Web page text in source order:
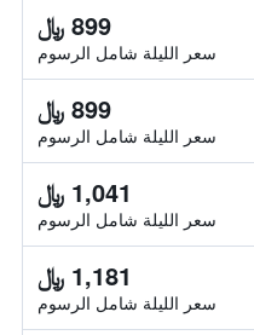
899 ﷼
سعر الليلة شامل الرسوم
899 ﷼
سعر الليلة شامل الرسوم
1,041 ﷼
سعر الليلة شامل الرسوم
1,181 ﷼
سعر الليلة شامل الرسوم